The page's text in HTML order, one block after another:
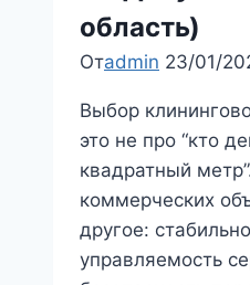
область)
Отadmin 23/01/
Выбор
это не про “кто
квадратный
коммерческих
другое:
управляемость